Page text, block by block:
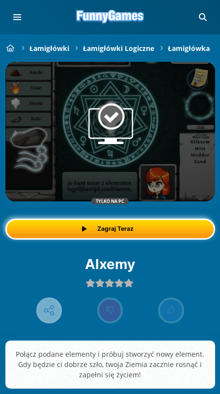
Łamigłówki Łamigłówki Logiczne Łamigłówka
TYLKO NA PC
Zagraj Teraz
Alxemy
Połącz podane elementy i próbuj stworzyć nowy element.
Gdy będzie ci dobrze szło, twoja Ziemia zacznie rosnąć i
zapełni się życiem!